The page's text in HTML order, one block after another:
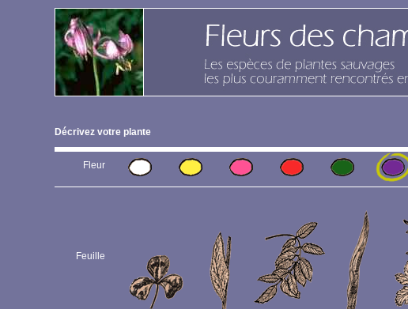
Décrivez votre plante
Fleur
Feuille